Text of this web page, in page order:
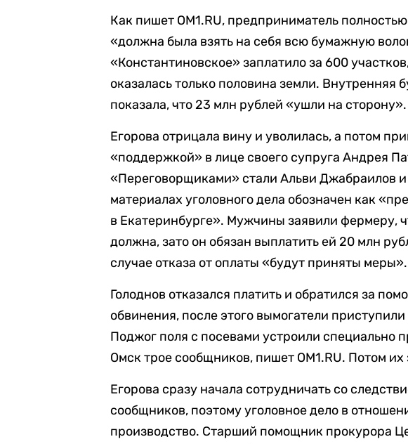
Как пишет OM1.RU, предприниматель
«должна была взять на себя всю бумажную
«Константиновское» заплатило за 600
оказалась только половина земли. Внутренняя
показала, что 23 млн рублей «ушли на сторону».
Егорова отрицала вину и уволилась, а потом
«поддержкой» в лице своего супруга Андрея
«Переговорщиками» стали Альви Джабраилов
материалах уголовного дела обозначен как
в Екатеринбурге». Мужчины заявили фермеру,
должна, зато он обязан выплатить ей 20 млн
случае отказа от оплаты «будут приняты меры».
Голоднов отказался платить и обратился за
обвинения, после этого вымогатели
Поджог поля с посевами устроили специально
Омск трое сообщников, пишет OM1.RU. Потом
Егорова сразу начала сотрудничать со
сообщников, поэтому уголовное дело в
производство. Старший помощник прокурора